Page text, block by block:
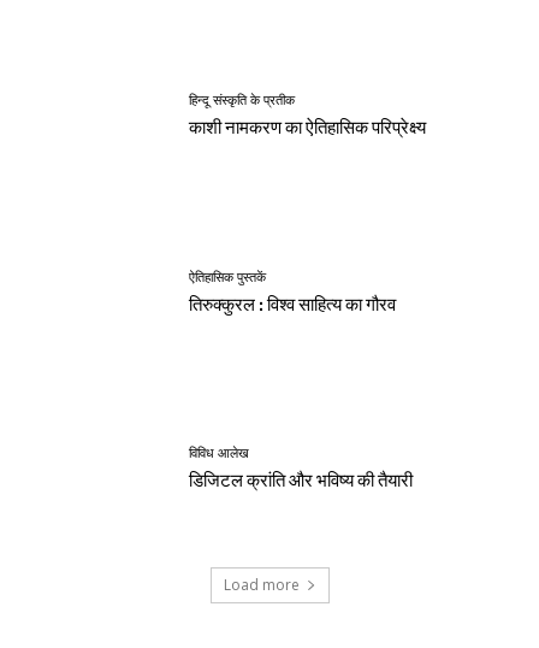
हिन्दू संस्कृति के प्रतीक
काशी नामकरण का ऐतिहासिक परिप्रेक्ष्य
ऐतिहासिक पुस्तकें
तिरुक्कुरल : विश्व साहित्य का गौरव
विविध आलेख
डिजिटल क्रांति और भविष्य की तैयारी
Load more